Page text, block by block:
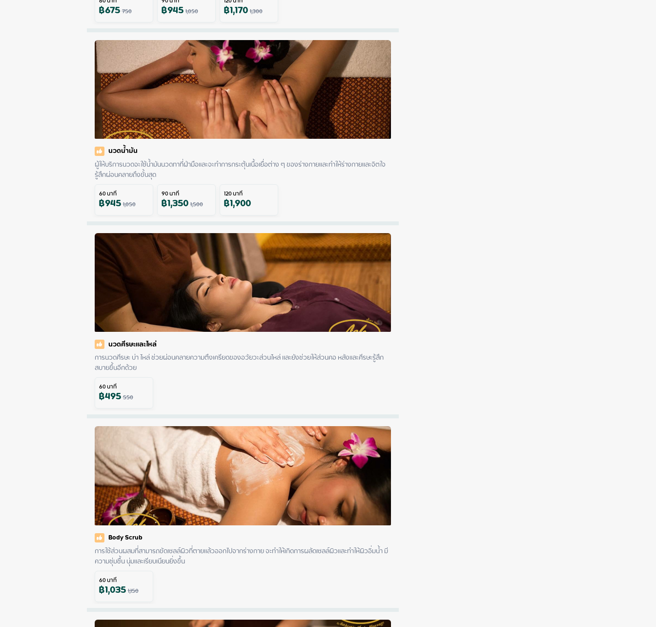
฿675750 ฿9451,050 ฿1,1701,300
นวดน้ำมัน
ผู้ให้บริการนวดจะใช้น้ำมันนวดทาที่ฝ่ามือและจะทำการกระตุ้นเนื้อเยื่อต่าง ๆ ของร่างกายและทำให้ร่างกายและจิตใจ
รู้สึกผ่อนคลายถึงขั้นสุด
60นาที
฿9451,050
90นาที
฿1,3501,500
120นาที
฿1,900
นวดศีรษะและไหล่
การนวดศีรษะ บ่า ไหล่ ช่วยผ่อนคลายความตึงเครียดของอวัยวะส่วนไหล่ และยังช่วยให้ส่วนคอ หลังและศีรษะรู้สึก
สบายขึ้นอีกด้วย
60นาที
฿495550
Body Scrub
การใช้ส่วนผสมที่สามารถขัดเซลล์ผิวที่ตายแล้วออกไปจากร่างกาย จะทำให้เกิดการผลัดเซลล์ผิวและทำให้ผิวอิ่มน้ำ มี
ความชุ่มชื้น นุ่มและเรียบเนียนยิ่งขึ้น
60นาที
฿1,0351,150